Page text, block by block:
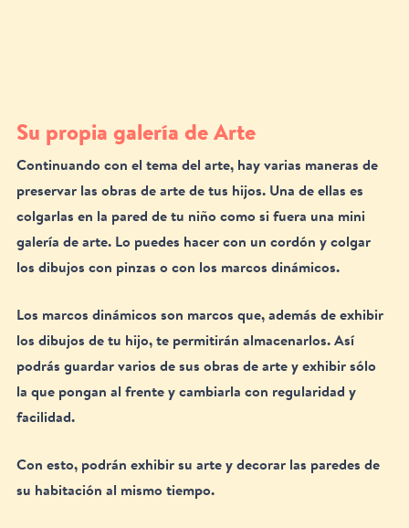
Su propia galería de Arte
Continuando con el tema del arte, hay varias maneras de
preservar las obras de arte de tus hijos. Una de ellas es
colgarlas en la pared de tu niño como si fuera una mini
galería de arte. Lo puedes hacer con un cordón y colgar
los dibujos con pinzas o con los marcos dinámicos.
Los marcos dinámicos son marcos que, además de exhibir
los dibujos de tu hijo, te permitirán almacenarlos. Así
podrás guardar varios de sus obras de arte y exhibir sólo
la que pongan al frente y cambiarla con regularidad y
facilidad.
Con esto, podrán exhibir su arte y decorar las paredes de
su habitación al mismo tiempo.